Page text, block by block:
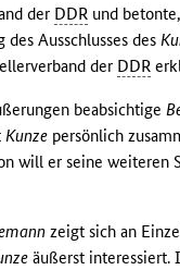
der DDR und
des Ausschlusses des
der DDR
beabsichtige
Kunze persönlich
will er seine weiteren
zeigt sich an
äußerst interessiert.